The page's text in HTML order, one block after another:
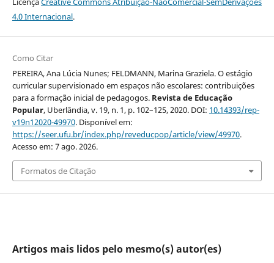
4.0 Internacional.
Como Citar
PEREIRA, Ana Lúcia Nunes; FELDMANN, Marina Graziela. O estágio
curricular supervisionado em espaços não escolares: contribuições
para a formação inicial de pedagogos. Revista de Educação
Popular, Uberlândia, v. 19, n. 1, p. 102–125, 2020. DOI: 10.14393/rep-
v19n12020-49970. Disponível em:
https://seer.ufu.br/index.php/reveducpop/article/view/49970.
Acesso em: 7 ago. 2026.
Formatos de Citação
Artigos mais lidos pelo mesmo(s) autor(es)